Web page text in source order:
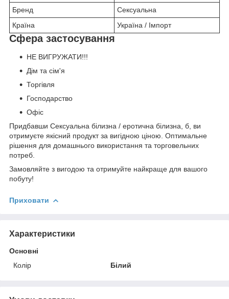
Бренд
Сексуальна
Країна
Україна / Імпорт
Сфера застосування
НЕ ВИГРУЖАТИ!!!
Дім та сім'я
Торгівля
Господарство
Офіс
Придбавши Сексуальна білизна / еротична білизна, б, ви
отримуєте якісний продукт за вигідною ціною. Оптимальне
рішення для домашнього використання та торговельних
потреб.
Замовляйте з вигодою та отримуйте найкраще для вашого
побуту!
Приховати
Характеристики
Основні
Колір
Білий